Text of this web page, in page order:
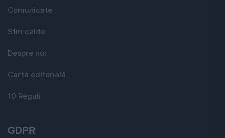
Comunicate
Stiri calde
Despre noi
Carta editorială
10 Reguli
GDPR